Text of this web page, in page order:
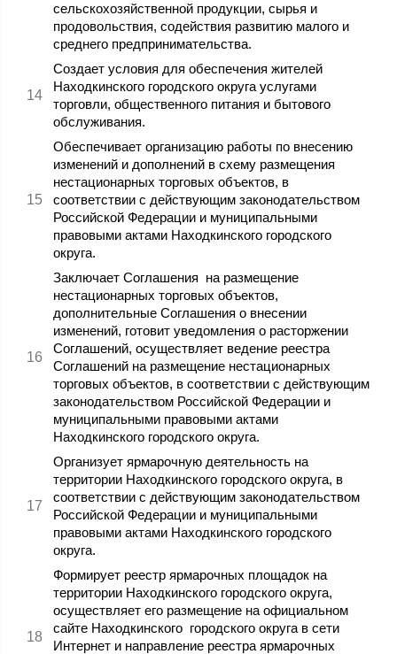
сельскохозяйственной продукции, сырья и
продовольствия, содействия развитию малого и
среднего предпринимательства.
Создает условия для обеспечения жителей
Находкинского городского округа услугами
торговли, общественного питания и бытового
обслуживания.
Обеспечивает организацию работы по внесению
изменений и дополнений в схему размещения
нестационарных торговых объектов, в
соответствии с действующим законодательством
Российской Федерации и муниципальными
правовыми актами Находкинского городского
округа.
Заключает Соглашения на размещение
нестационарных торговых объектов,
дополнительные Соглашения о внесении
изменений, готовит уведомления о расторжении
Соглашений, осуществляет ведение реестра
Соглашений на размещение нестационарных
торговых объектов, в соответствии с действующим
законодательством Российской Федерации и
муниципальными правовыми актами
Находкинского городского округа.
Организует ярмарочную деятельность на
территории Находкинского городского округа, в
соответствии с действующим законодательством
Российской Федерации и муниципальными
правовыми актами Находкинского городского
округа.
Формирует реестр ярмарочных площадок на
территории Находкинского городского округа,
осуществляет его размещение на официальном
сайте Находкинского городского округа в сети
Интернет и направление реестра ярмарочных